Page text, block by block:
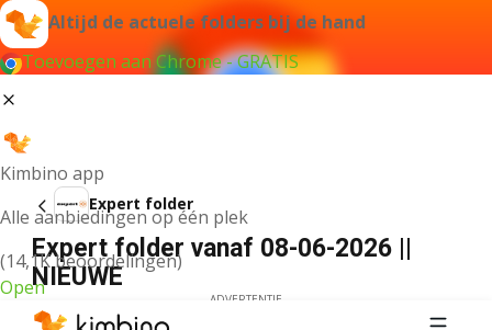
Altijd de actuele folders bij de hand
Toevoegen aan Chrome - GRATIS
Kimbino app
Alle aanbiedingen op één plek
(14,1K beoordelingen)
Open
Expert folder
Expert folder vanaf 08-06-2026 ||
NIEUWE
ADVERTENTIE